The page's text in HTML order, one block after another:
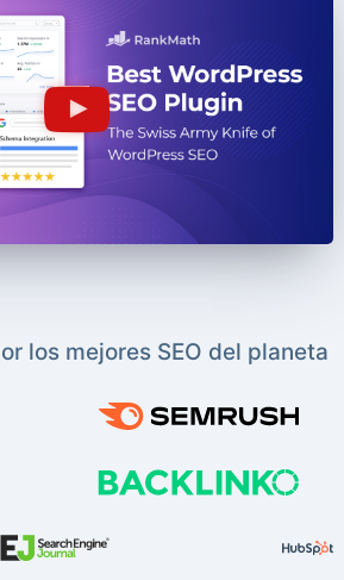
los mejores SEO del planeta